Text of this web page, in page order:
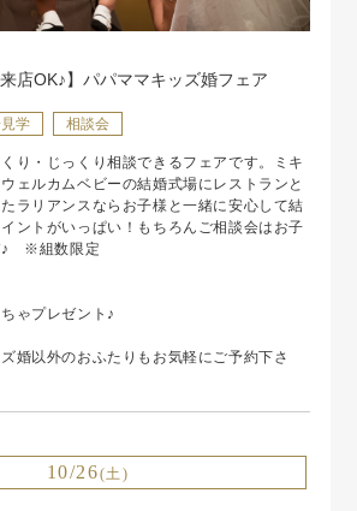
店OK♪】パパママキッズ婚フェア
学 相談会
り・じっくり相談できるフェアです。ミキ
ェルカムベビーの結婚式場にレストランと
ラリアンスならお子様と一緒に安心して結
ントがいっぱい！もちろんご相談会はお子
♪ ※組数限定
ゃプレゼント♪
婚以外のおふたりもお気軽にご予約下さ
10/26(土)